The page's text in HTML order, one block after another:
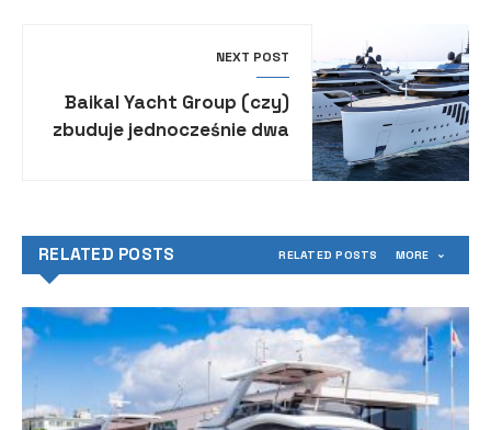
NEXT POST
Baikal Yacht Group (czy)
zbuduje jednocześnie dwa
RELATED POSTS RELATED POSTS MORE